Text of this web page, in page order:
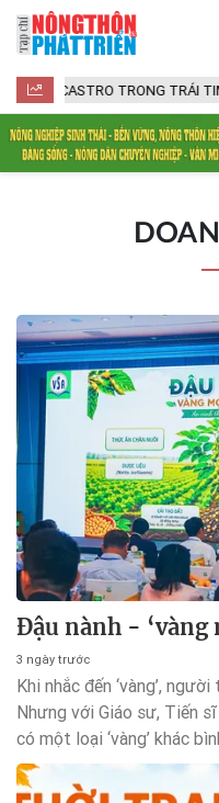
CASTRO TRONG TRÁI TIM
Đậu nành - ‘vàng
3 ngày trước
Khi nhắc đến ‘vàng’,
Nhưng với Giáo sư, Tiến
có một loại ‘vàng’ khác
những cánh đồng và nuôi
cây đậu nành.